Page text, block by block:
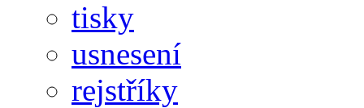
tisky
usnesení
rejstříky